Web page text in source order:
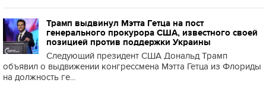
Трамп выдвинул Мэтта Гетца на пост
генерального прокурора США, известного своей
позицией против поддержки Украины
Следующий президент США Дональд Трамп
объявил о выдвижении конгрессмена Мэтта Гетца из Флориды
на должность ге...